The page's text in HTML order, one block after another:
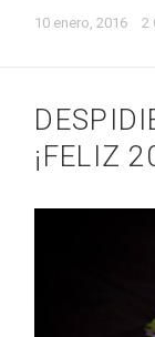
10 enero, 2016 2
¡FELIZ